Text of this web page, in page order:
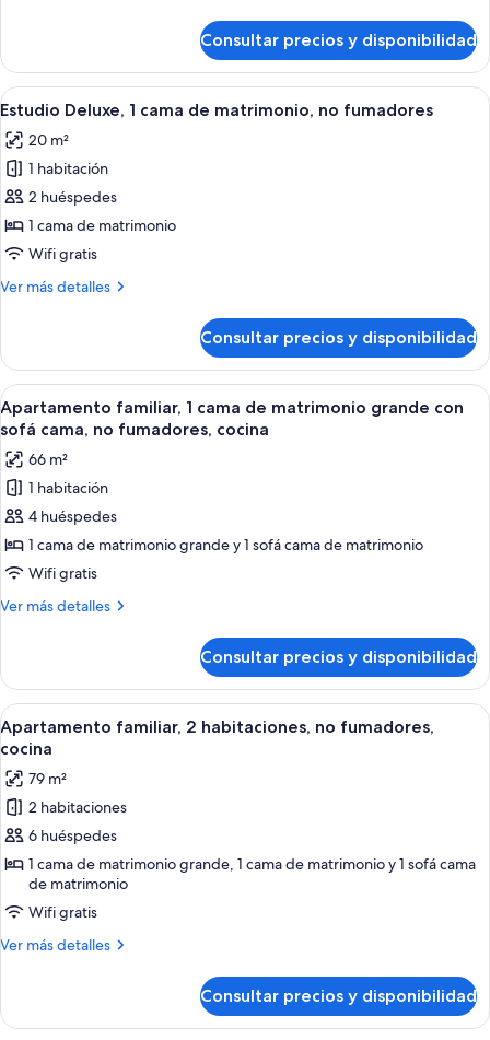
grande,
no
fumadores
Deluxe,
cama
matrimonio
grande,
no
fumadores
Consultar precios y disponibilidad
Abrir
todas
las
fotos
de
Estudio
Deluxe,
cama
no
fumadores
Un dormitorio moderno con una
3
Estudio Deluxe, 1 cama de matrimonio, no fumadores
20 m²
1 habitación
2 huéspedes
1 cama de matrimonio
Wifi gratis
Ver más detalles
Más
Deluxe,
cama
de
no
fumadores
Consultar precios y disponibilidad
Abrir
todas
las
fotos
de
Apartamento
familiar,
1
cama
grande
con
sofá
cama,
no
fumadores,
cocina
Un dormitorio moderno con una
4
Apartamento familiar, 1 cama de matrimonio grande con
sofá cama, no fumadores, cocina
66 m²
1 habitación
4 huéspedes
1 cama de matrimonio grande y 1 sofá cama de matrimonio
Wifi gratis
Ver más detalles
Más
familiar,
cama
de
grande
con
sofá
cama,
no
fumadores,
Consultar precios y disponibilidad
Abrir
todas
las
fotos
de
Apartamento
familiar,
habitaciones,
no
Un dormitorio de hotel moderno
5
Apartamento familiar, 2 habitaciones, no fumadores,
cocina
79 m²
2 habitaciones
6 huéspedes
1 cama de matrimonio grande, 1 cama de matrimonio y 1 sofá cama
de matrimonio
Wifi gratis
Ver más detalles
Más
familiar,
Consultar precios y disponibilidad